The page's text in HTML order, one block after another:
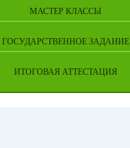
МАСТЕР КЛАССЫ
ГОСУДАРСТВЕННОЕ ЗАДАНИЕ
ИТОГОВАЯ АТТЕСТАЦИЯ